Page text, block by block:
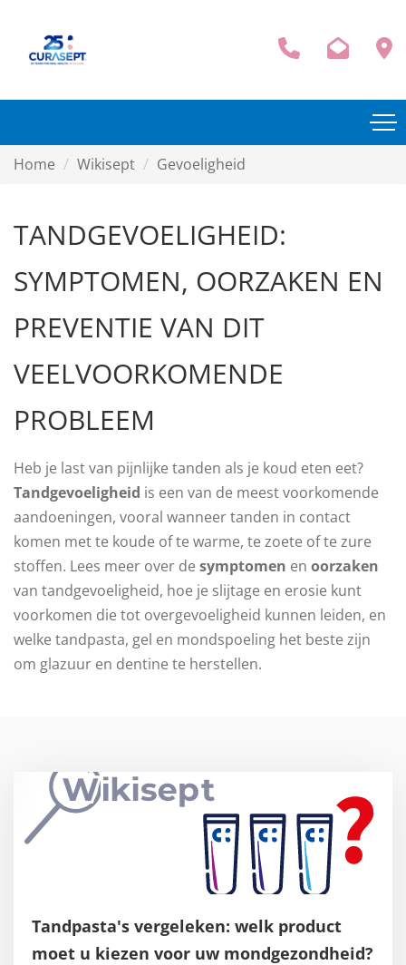
Home Wikisept Gevoeligheid
TANDGEVOELIGHEID:
SYMPTOMEN, OORZAKEN EN
PREVENTIE VAN DIT
VEELVOORKOMENDE
PROBLEEM
Heb je last van pijnlijke tanden als je koud eten eet?
Tandgevoeligheid is een van de meest voorkomende
aandoeningen, vooral wanneer tanden in contact
komen met te koude of te warme, te zoete of te zure
stoffen. Lees meer over de symptomen en oorzaken
van tandgevoeligheid, hoe je slijtage en erosie kunt
voorkomen die tot overgevoeligheid kunnen leiden, en
welke tandpasta, gel en mondspoeling het beste zijn
om glazuur en dentine te herstellen.
Tandpasta's vergeleken: welk product
moet u kiezen voor uw mondgezondheid?